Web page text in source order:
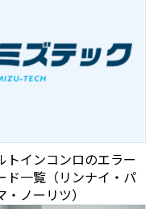
トインコンロのエラー
ド一覧（リンナイ・パ
・ノーリツ）